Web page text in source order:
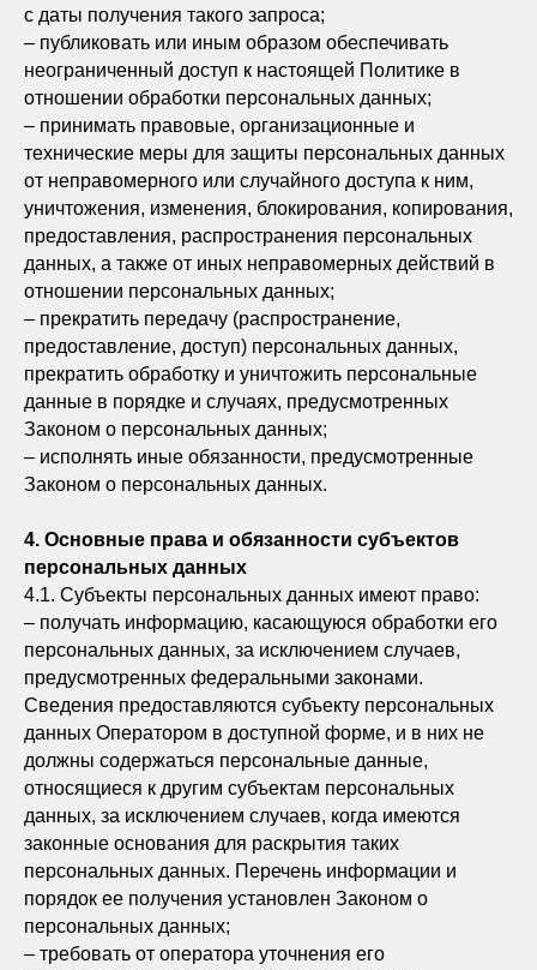
с даты получения такого запроса;
– публиковать или иным образом обеспечивать
неограниченный доступ к настоящей Политике в
отношении обработки персональных данных;
– принимать правовые, организационные и
технические меры для защиты персональных данных
от неправомерного или случайного доступа к ним,
уничтожения, изменения, блокирования, копирования,
предоставления, распространения персональных
данных, а также от иных неправомерных действий в
отношении персональных данных;
– прекратить передачу (распространение,
предоставление, доступ) персональных данных,
прекратить обработку и уничтожить персональные
данные в порядке и случаях, предусмотренных
Законом о персональных данных;
– исполнять иные обязанности, предусмотренные
Законом о персональных данных.
4. Основные права и обязанности субъектов
персональных данных
4.1. Субъекты персональных данных имеют право:
– получать информацию, касающуюся обработки его
персональных данных, за исключением случаев,
предусмотренных федеральными законами.
Сведения предоставляются субъекту персональных
данных Оператором в доступной форме, и в них не
должны содержаться персональные данные,
относящиеся к другим субъектам персональных
данных, за исключением случаев, когда имеются
законные основания для раскрытия таких
персональных данных. Перечень информации и
порядок ее получения установлен Законом о
персональных данных;
– требовать от оператора уточнения его